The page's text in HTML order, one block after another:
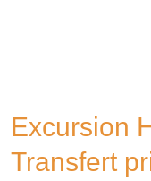
Excursion
Transfert